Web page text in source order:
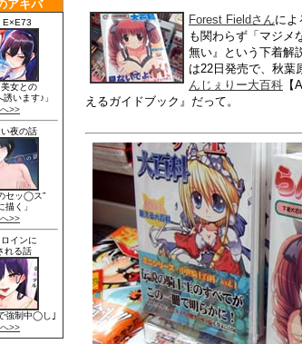
Forest Fieldさんによ
も関わらず「マジメ
無い』という下着解
は22日発売で、秋葉
んじぇりー大百科
えるガイドブック』だって。